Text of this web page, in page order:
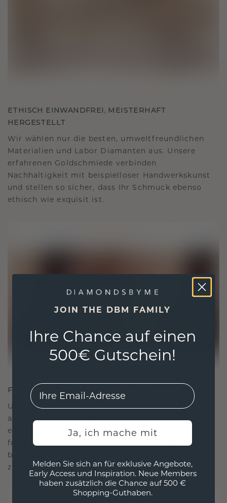
ETHISCH EINWANDFREI, MEISTERHAFT
HERGESTELLT
Wir wählen nur die besten, umweltfreundlichen
Materialien und Labor Diamanten aus. Unsere
erfahrenen Goldschmiede verbinden
Nachhaltigkeit mit beispielloser Handwerkskunst
und stellen so sicher, dass Ihr Schmuck ebenso
ethisch wie exquisit ist.
FÜR VERBINDUNGEN GESCHAFFEN
Unsere Designphilosophie ist auf Verbindung
ausgelegt, wobei jedes Stück so gestaltet ist, dass
es die Zeit überdauert. Es wird zu Ihrem Symbol
für Liebe und wertvolle Momente, das dazu
bestimmt ist, für immer getragen und geschätzt
zu werden.
JOIN THE DBM FAMILY
Ihre Chance auf einen
500€ Gutschein!
EMail
Ja, ich mache mit
Melden Sie sich an für exklusive Angebote,
Early Access und Inspiration. Neue Members
haben zusätzlich die Chance auf 500 €
Shopping-Guthaben.